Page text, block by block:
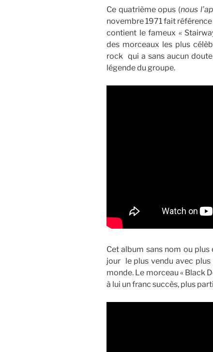
Ce quatrième opus (nous
novembre 1971 fait référence
contient le fameux «
des morceaux les plus
rock qui a sans aucun
légende du groupe.
Cet album sans nom ou
jour le plus vendu avec plus
monde. Le morceau « Black
à lui un franc succès, plus